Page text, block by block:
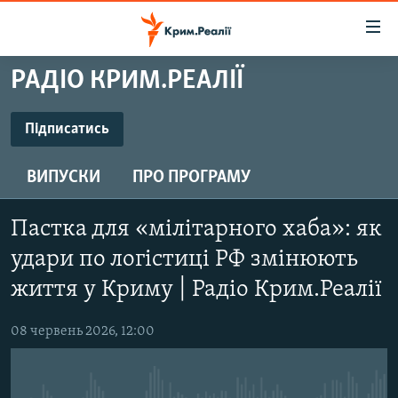
Перейти
до
основного
матеріалу
основної
навігації
до
пошуку
НОВИНИ
ВОДА.КРИМ
БЛОГИ
ПОГЛЯД
ІНТЕРВ'Ю
СПЕЦПРОЕКТИ
РАДІО КРИМ.РЕАЛІЇ
Підписатись
ВИПУСКИ ПРО ПРОГРАМУ
Пастка для «мілітарного хаба»: як
удари по логістиці РФ змінюють
життя у Криму | Радіо Крим.Реалії
08 червень 2026, 12:00